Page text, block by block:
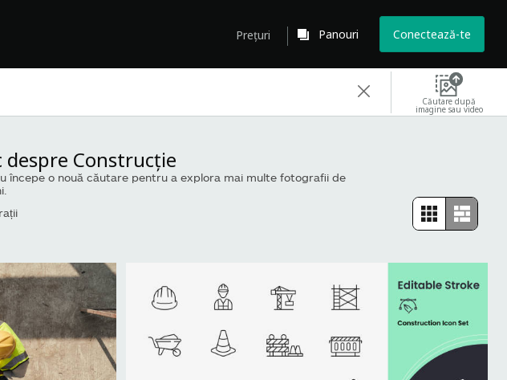
Prețuri Panouri Conectează-te
Căutare după
imagine sau video
Construcţie
începe o nouă căutare pentru a explora mai multe fotografii de